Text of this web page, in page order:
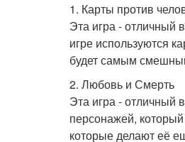
1. Карты против
Эта игра - отличный
игре используются
будет самым
2. Любовь и Смерть
Эта игра - отличный
персонажей,
которые делают её